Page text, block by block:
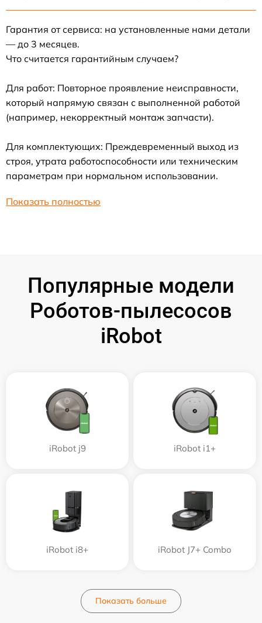
Гарантия от сервиса: на установленные нами детали
— до 3 месяцев.
Что считается гарантийным случаем?
Для работ: Повторное проявление неисправности,
который напрямую связан с выполненной работой
(например, некорректный монтаж запчасти).
Для комплектующих: Преждевременный выход из
строя, утрата работоспособности или техническим
параметрам при нормальном использовании.
Показать полностью
Популярные модели
Роботов-пылесосов
iRobot
iRobot j9 iRobot i1+
iRobot i8+ iRobot J7+ Combo
Показать больше